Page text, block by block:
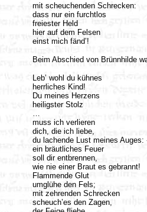
mit scheuchenden Schrecken:
dass nur ein furchtlos
freiester Held
hier auf dem Felsen
einst mich fänd’!
Beim Abschied von Brünnhilde
Leb’ wohl du kühnes
herrliches Kind!
Du meines Herzens
heiligster Stolz
…
muss ich verlieren
dich, die ich liebe,
du lachende Lust meines Auges:
ein bräutliches Feuer
soll dir entbrennen,
wie nie einer Braut es gebrannt!
Flammende Glut
umglühe den Fels;
mit zehrenden Schrecken
scheuch’es den Zagen,